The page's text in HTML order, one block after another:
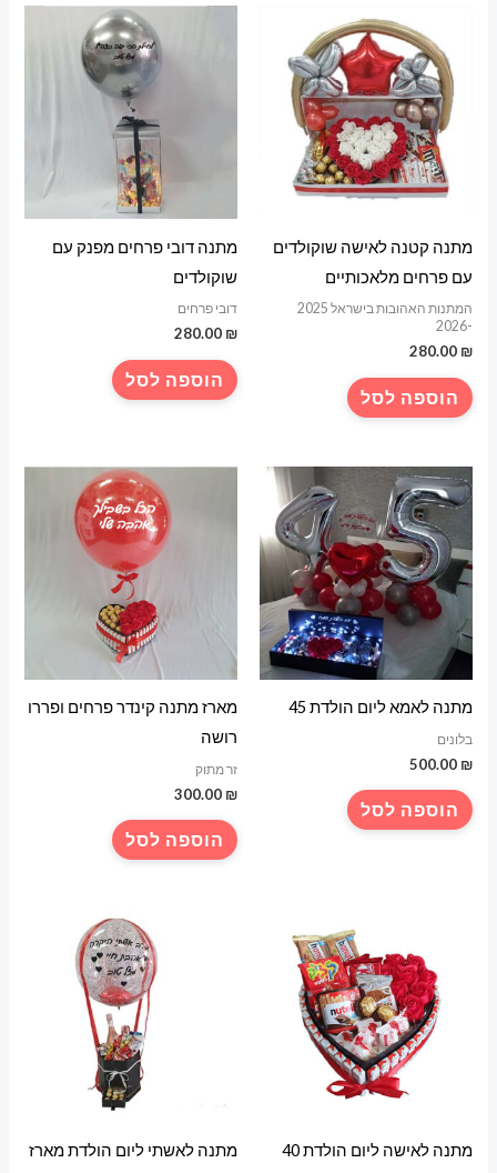
ניתן
לבחור
את
האפשרויות
בעמוד
מתנה קטנה לאישה שוקולדים
עם פרחים מלאכותיים
המתנות האהובות בישראל 2025
-2026
280.00 ₪
הוספה לסל
מתנה דובי פרחים מפנק עם
שוקולדים
דובי פרחים
280.00 ₪
הוספה לסל
מתנה לאמא ליום הולדת 45
בלונים
500.00 ₪
הוספה לסל
מארז מתנה קינדר פרחים ופררו
רושה
זר מתוק
300.00 ₪
הוספה לסל
מתנה לאישה ליום הולדת 40
מתנה לאשתי ליום הולדת מארז